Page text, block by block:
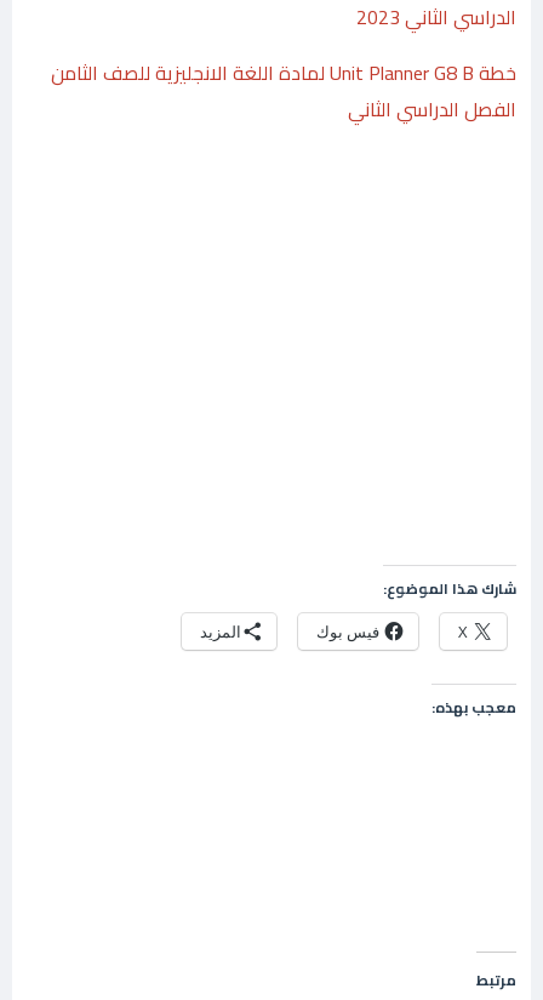
الدراسي الثاني 2023
خطة Unit Planner G8 B لمادة اللغة الانجليزية للصف الثامن
الفصل الدراسي الثاني
شارك هذا الموضوع:
X فيس بوك المزيد
معجب بهذه:
مرتبط